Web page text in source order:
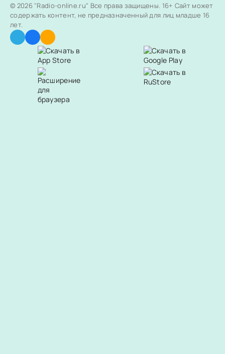
© 2026 "Radio-online.ru" Все права защищены. 16+ Сайт может
содержать контент, не предназначенный для лиц младше 16
лет.